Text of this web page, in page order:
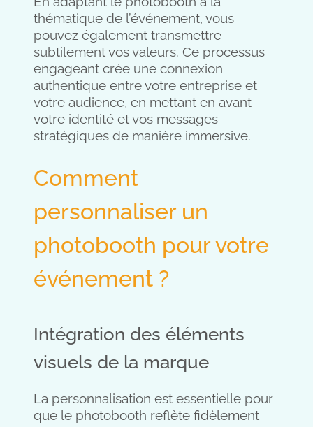
thématique de l’événement, vous
pouvez également transmettre
subtilement vos valeurs. Ce processus
engageant crée une connexion
authentique entre votre entreprise et
votre audience, en mettant en avant
votre identité et vos messages
stratégiques de manière immersive.
Comment
personnaliser un
photobooth pour votre
événement ?
Intégration des éléments
visuels de la marque
La personnalisation est essentielle pour
que le photobooth reflète fidèlement